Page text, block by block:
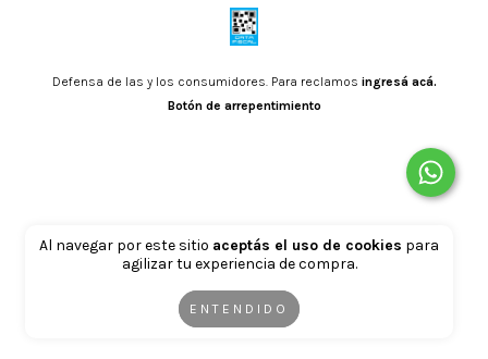
Al navegar por este sitio aceptás el uso de cookies para
agilizar tu experiencia de compra.
ENTENDIDO
Defensa de las y los consumidores. Para reclamos ingresá acá.
Botón de arrepentimiento